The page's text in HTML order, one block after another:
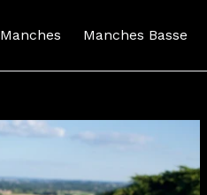
Manches Manches Basse